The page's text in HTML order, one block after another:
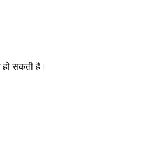
सकती है।